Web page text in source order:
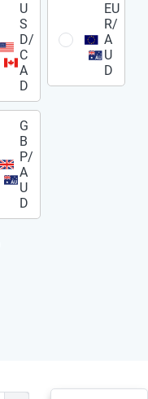
U
S
D/
C
A
D
EU
R/
A
U
D
G
B
P/
A
U
D